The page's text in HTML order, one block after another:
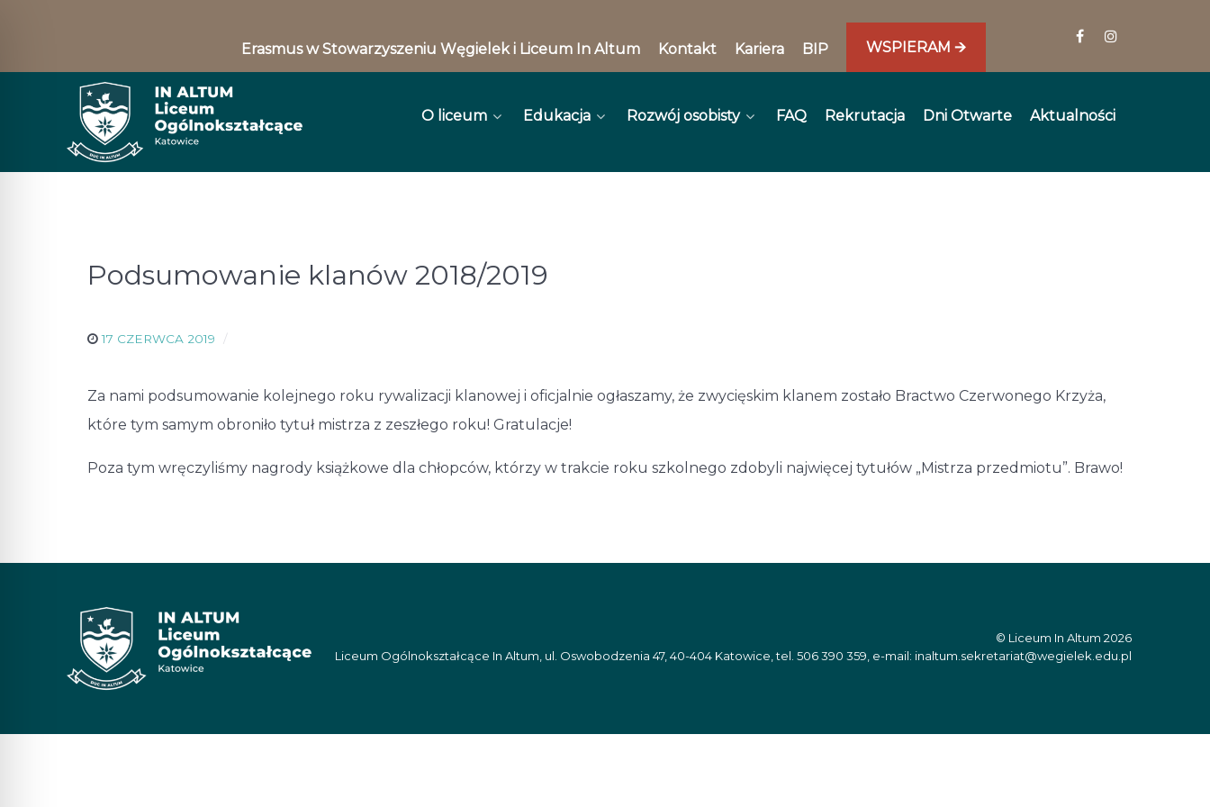
Erasmus w Stowarzyszeniu Węgielek i Liceum In Altum Kontakt Kariera BIP WSPIERAM 🡪
O liceum Edukacja Rozwój osobisty FAQ Rekrutacja Dni Otwarte Aktualności
Podsumowanie klanów 2018/2019
17 CZERWCA 2019
Za nami podsumowanie kolejnego roku rywalizacji klanowej i oficjalnie ogłaszamy, że zwycięskim klanem zostało Bractwo Czerwonego Krzyża,
które tym samym obroniło tytuł mistrza z zeszłego roku! Gratulacje!
Poza tym wręczyliśmy nagrody książkowe dla chłopców, którzy w trakcie roku szkolnego zdobyli najwięcej tytułów „Mistrza przedmiotu”. Brawo!
© Liceum In Altum 2026
Liceum Ogólnokształcące In Altum, ul. Oswobodzenia 47, 40-404 Katowice, tel. 506 390 359, e-mail: inaltum.sekretariat@wegielek.edu.pl